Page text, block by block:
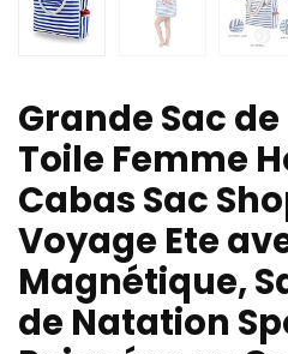
Grande Sac
Toile Femme
Cabas Sac
Voyage Ete
Magnétique,
de Natation